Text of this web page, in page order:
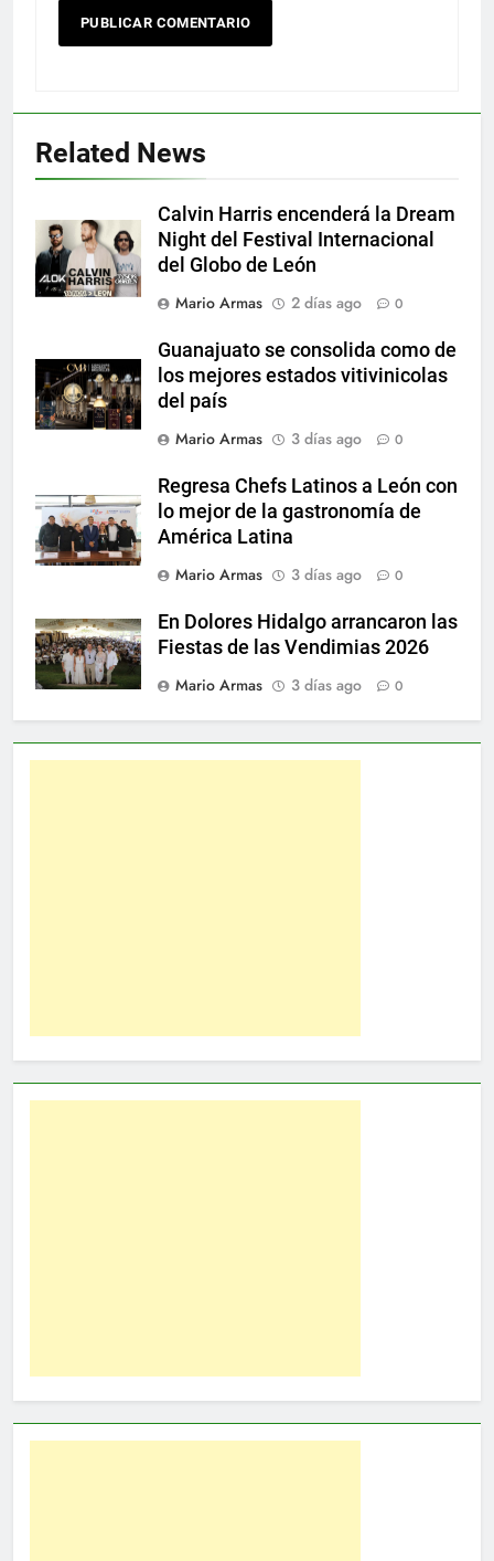
Related News
Calvin Harris encenderá la Dream
Night del Festival Internacional
del Globo de León
Mario Armas
2 días ago 0
Guanajuato se consolida como de
los mejores estados vitivinicolas
del país
Mario Armas
3 días ago 0
Regresa Chefs Latinos a León con
lo mejor de la gastronomía de
América Latina
Mario Armas
3 días ago 0
En Dolores Hidalgo arrancaron las
Fiestas de las Vendimias 2026
Mario Armas
3 días ago 0